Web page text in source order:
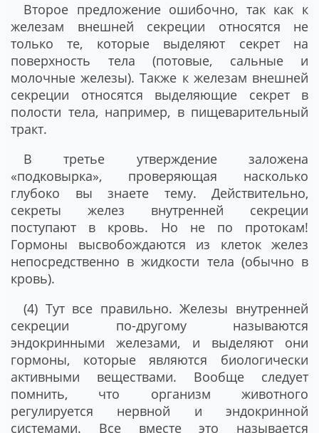
Второе предложение ошибочно, так как к
железам внешней секреции относятся не
только те, которые выделяют секрет на
поверхность тела (потовые, сальные и
молочные железы). Также к железам внешней
секреции относятся выделяющие секрет в
полости тела, например, в пищеварительный
тракт.
В третье утверждение заложена
«подковырка», проверяющая насколько
глубоко вы знаете тему. Действительно,
секреты желез внутренней секреции
поступают в кровь. Но не по протокам!
Гормоны высвобождаются из клеток желез
непосредственно в жидкости тела (обычно в
кровь).
(4) Тут все правильно. Железы внутренней
секреции по-другому называются
эндокринными железами, и выделяют они
гормоны, которые являются биологически
активными веществами. Вообще следует
помнить, что организм животного
регулируется нервной и эндокринной
системами. Все вместе это называется